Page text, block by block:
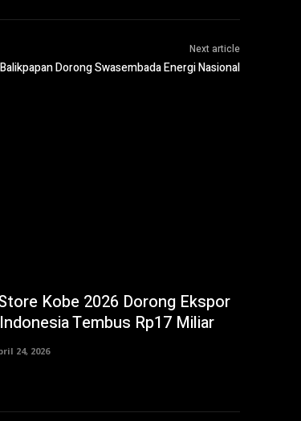
Next article
Dorong Swasembada Energi Nasional
Kobe 2026 Dorong Ekspor
Tembus Rp17 Miliar
24, 2026